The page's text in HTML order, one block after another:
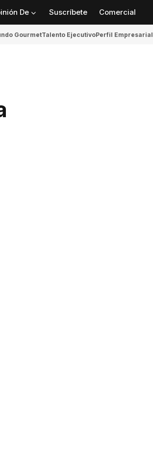
De Suscríbete Comercial
GourmetTalento EjecutivoPerfil Empresarial